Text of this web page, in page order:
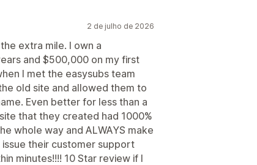
2 de julho de 2026
extra mile. I own a
and $500,000 on my first
I met the easysubs team
old site and allowed them to
Even better for less than a
that they created had 1000%
whole way and ALWAYS make
issue their customer support
minutes!!!! 10 Star review if I